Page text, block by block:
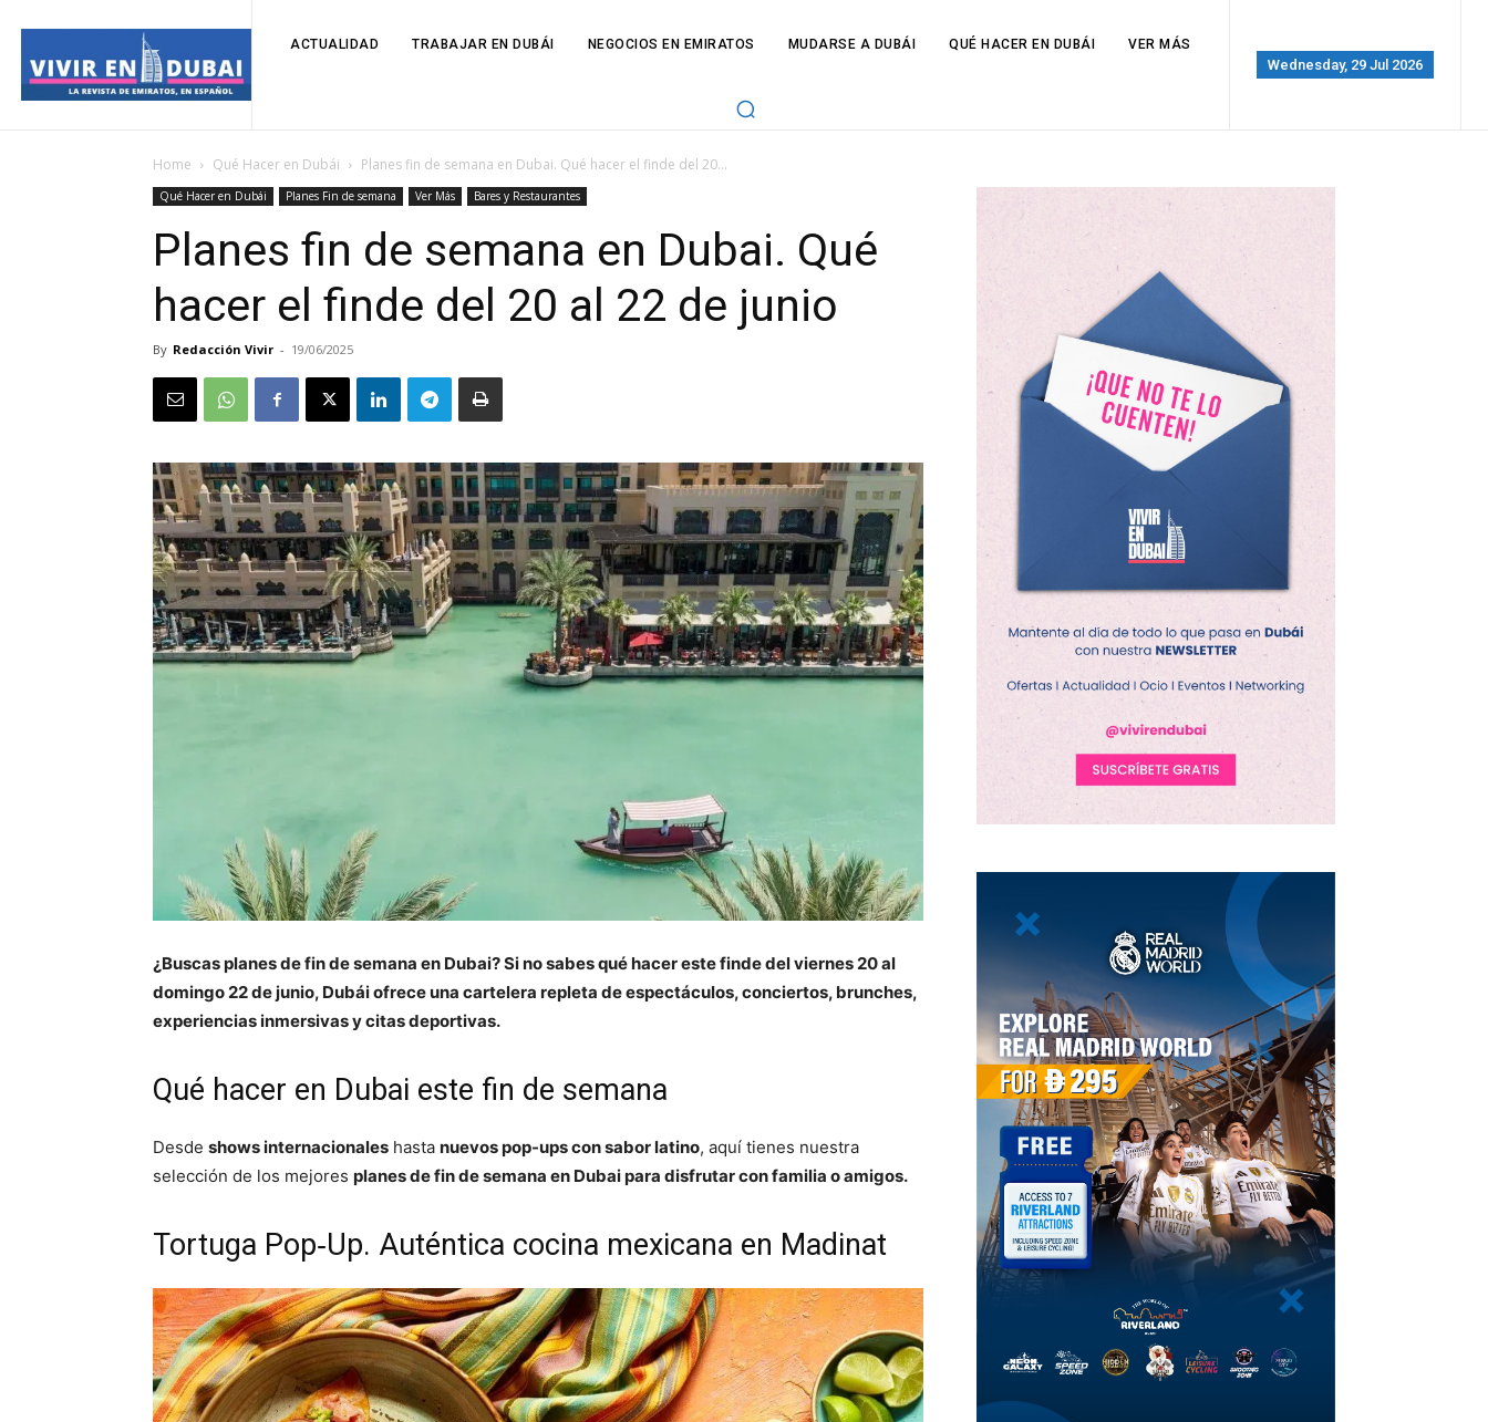
ACTUALIDAD TRABAJAR EN DUBÁI NEGOCIOS EN EMIRATOS MUDARSE A DUBÁI QUÉ HACER EN DUBÁI VER MÁS
Wednesday, 29 Jul 2026
Home Qué Hacer en Dubái Planes fin de semana en Dubai. Qué hacer el finde del 20...
Qué Hacer en Dubái Planes Fin de semana Ver Más Bares y Restaurantes
Planes fin de semana en Dubai. Qué
hacer el finde del 20 al 22 de junio
By Redacción Vivir - 19/06/2025
¿Buscas planes de fin de semana en Dubai? Si no sabes qué hacer este finde del viernes 20 al
domingo 22 de junio, Dubái ofrece una cartelera repleta de espectáculos, conciertos, brunches,
experiencias inmersivas y citas deportivas.
Qué hacer en Dubai este fin de semana
Desde shows internacionales hasta nuevos pop-ups con sabor latino, aquí tienes nuestra
selección de los mejores planes de fin de semana en Dubai para disfrutar con familia o amigos.
Tortuga Pop‑Up. Auténtica cocina mexicana en Madinat